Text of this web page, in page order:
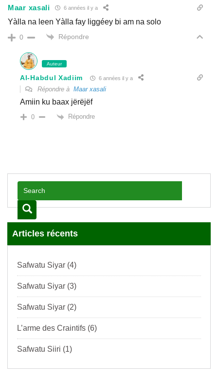
Maar xasali 6 années il y a
Yàlla na leen Yàlla fay liggéey bi am na solo
0 Répondre
Auteur
Al-Habdul Xadiim 6 années il y a
Répondre à Maar xasali
Amiin ku baax jërëjëf
0 Répondre
Articles récents
Safwatu Siyar (4)
Safwatu Siyar (3)
Safwatu Siyar (2)
L’arme des Craintifs (6)
Safwatu Siiri (1)